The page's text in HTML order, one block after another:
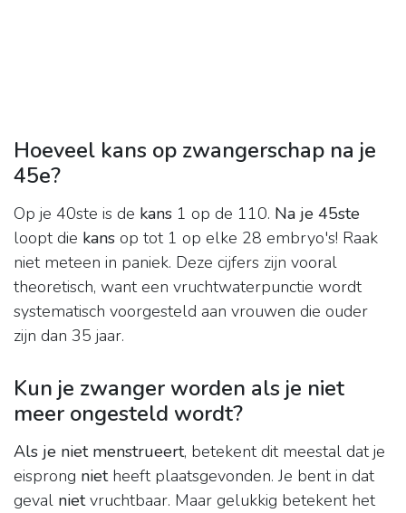
Hoeveel kans op zwangerschap na je
45e?
Op je 40ste is de kans 1 op de 110. Na je 45ste
loopt die kans op tot 1 op elke 28 embryo's! Raak
niet meteen in paniek. Deze cijfers zijn vooral
theoretisch, want een vruchtwaterpunctie wordt
systematisch voorgesteld aan vrouwen die ouder
zijn dan 35 jaar.
Kun je zwanger worden als je niet
meer ongesteld wordt?
Als je niet menstrueert, betekent dit meestal dat je
eisprong nietheeft plaatsgevonden. Je bent in dat
geval nietvruchtbaar. Maar gelukkig betekent het